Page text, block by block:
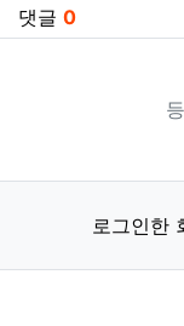
댓글 0
로그인한